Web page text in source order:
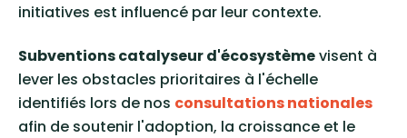
initiatives est influencé par leur contexte.
Subventions catalyseur d'écosystèmevisent à
lever les obstacles prioritaires à l'échelle
identifiés lors de nos consultations nationales
afin de soutenir l'adoption, la croissance et le